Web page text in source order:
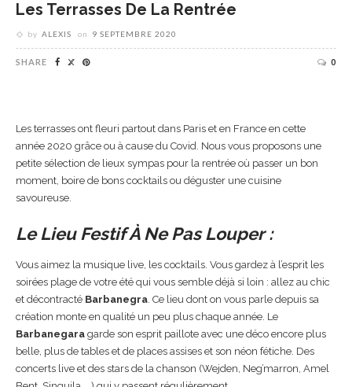
Les Terrasses De La Rentrée
by ALEXIS on 9 SEPTEMBRE 2020
SHARE 0
Les terrasses ont fleuri partout dans Paris et en France en cette
année 2020 grâce ou à cause du Covid. Nous vous proposons une
petite sélection de lieux sympas pour la rentrée où passer un bon
moment, boire de bons cocktails ou déguster une cuisine
savoureuse.
Le Lieu Festif À Ne Pas Louper :
Vous aimez la musique live, les cocktails. Vous gardez à l’esprit les
soirées plage de votre été qui vous semble déjà si loin : allez au chic
et décontracté Barbanegra. Ce lieu dont on vous parle depuis sa
création monte en qualité un peu plus chaque année. Le
Barbanegara garde son esprit paillote avec une déco encore plus
belle, plus de tables et de places assises et son néon fétiche. Des
concerts live et des stars de la chanson (Wejden, Neg’marron, Amel